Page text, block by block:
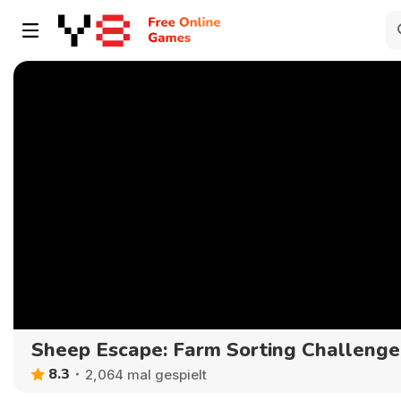
Sheep Escape: Farm Sorting Challenge
8.3 2,064 mal gespielt